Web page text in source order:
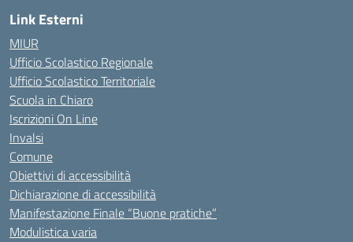
Link Esterni
MIUR
Ufficio Scolastico Regionale
Ufficio Scolastico Territoriale
Scuola in Chiaro
Iscrizioni On Line
Invalsi
Comune
Obiettivi di accessibilità
Dichiarazione di accessibilità
Manifestazione Finale “Buone pratiche”
Modulistica varia